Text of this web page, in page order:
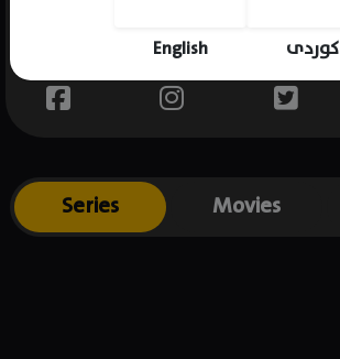
English کوردی
Place of birth : USA
Series Movies